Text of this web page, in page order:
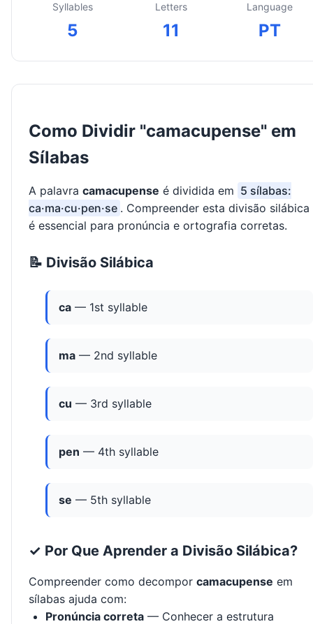
Syllables
5
Letters
11
Language
PT
Como Dividir "camacupense" em
Sílabas
A palavra camacupense é dividida em 5 sílabas:
ca·ma·cu·pen·se . Compreender esta divisão silábica
é essencial para pronúncia e ortografia corretas.
📝 Divisão Silábica
ca — 1st syllable
ma — 2nd syllable
cu — 3rd syllable
pen — 4th syllable
se — 5th syllable
✓ Por Que Aprender a Divisão Silábica?
Compreender como decompor camacupense em
sílabas ajuda com:
Pronúncia correta — Conhecer a estrutura